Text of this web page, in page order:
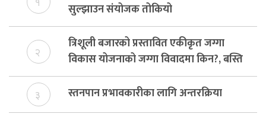
सुल्झाउन संयोजक तोकियो
२
त्रिशूली बजारको प्रस्तावित एकीकृत जग्गा
विकास योजनाको जग्गा विवादमा किन?, बस्ति
विकास दर्ता नभए समिति विघटन हुने
३ स्तनपान प्रभावकारीका लागि अन्तरक्रिया